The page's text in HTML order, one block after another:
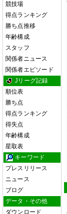
競技場
得点ランキング
勝ち点推移
年齢構成
スタッフ
関係者ニュース
関係者エピソード
Jリーグ記録
順位表
勝ち点
得点ランキング
得失点
年齢構成
星取表
キーワード
プレスリリース
ニュース
ブログ
データ・その他
ダウンロード